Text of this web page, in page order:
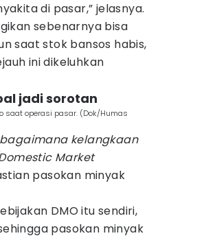
di pasar,” jelasnya.
sebenarnya bisa
saat stok bansos habis,
ini dikeluhkan
jadi sorotan
saat operasi pasar. (Dok/Humas
bagaimana kelangkaan
Market
pasokan minyak
DMO itu sendiri,
pasokan minyak